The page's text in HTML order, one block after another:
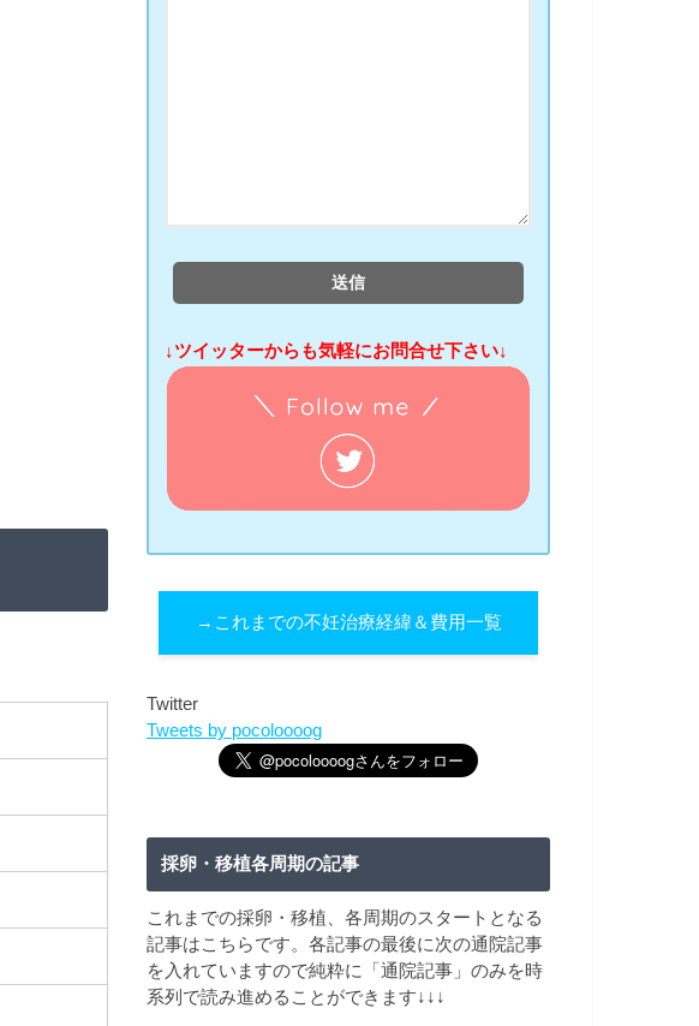
↓ツイッターからも気軽にお問合せ下さい↓
→これまでの不妊治療経緯＆費用一覧
Twitter
Tweets by pocoloooog
採卵・移植各周期の記事
これまでの採卵・移植、各周期のスタートとなる
記事はこちらです。各記事の最後に次の通院記事
を入れていますので純粋に「通院記事」のみを時
系列で読み進めることができます↓↓↓